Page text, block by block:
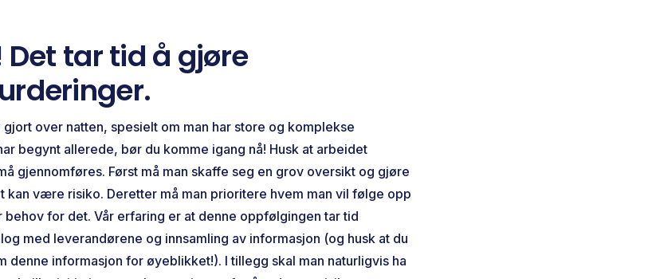
Det tar tid å gjøre
over natten, spesielt om man har store og komplekse
begynt allerede, bør du komme igang nå! Husk at arbeidet
gjennomføres. Først må man skaffe seg en grov oversikt og gjøre
kan være risiko. Deretter må man prioritere hvem man vil følge opp
for det. Vår erfaring er at denne oppfølgingen tar tid
med leverandørene og innsamling av informasjon (og husk at du
denne informasjon for øyeblikket!). I tillegg skal man naturligvis ha